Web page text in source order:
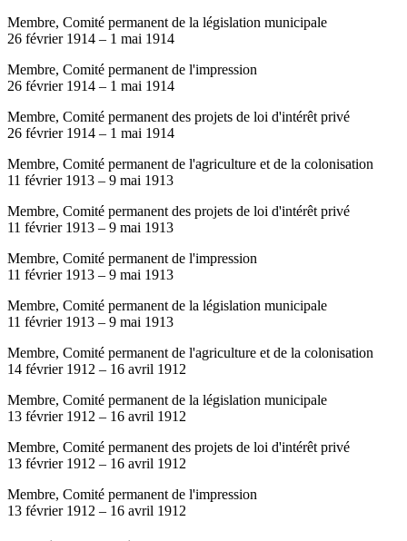
Membre, Comité permanent de la législation municipale
26 février 1914 – 1 mai 1914
Membre, Comité permanent de l'impression
26 février 1914 – 1 mai 1914
Membre, Comité permanent des projets de loi d'intérêt privé
26 février 1914 – 1 mai 1914
Membre, Comité permanent de l'agriculture et de la colonisation
11 février 1913 – 9 mai 1913
Membre, Comité permanent des projets de loi d'intérêt privé
11 février 1913 – 9 mai 1913
Membre, Comité permanent de l'impression
11 février 1913 – 9 mai 1913
Membre, Comité permanent de la législation municipale
11 février 1913 – 9 mai 1913
Membre, Comité permanent de l'agriculture et de la colonisation
14 février 1912 – 16 avril 1912
Membre, Comité permanent de la législation municipale
13 février 1912 – 16 avril 1912
Membre, Comité permanent des projets de loi d'intérêt privé
13 février 1912 – 16 avril 1912
Membre, Comité permanent de l'impression
13 février 1912 – 16 avril 1912